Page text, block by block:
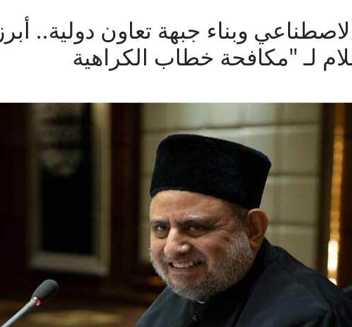
وبناء جبهة تعاون دولية.. أبرز
لـ "مكافحة خطاب الكراهية